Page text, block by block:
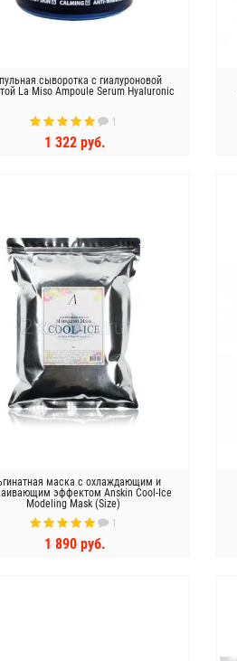
сыворотка с гиалуроновой
La Miso Ampoule Serum Hyaluronic
1
1 322 руб.
маска с охлаждающим и
эффектом Anskin Cool-Ice
Modeling Mask (Size)
1
1 890 руб.